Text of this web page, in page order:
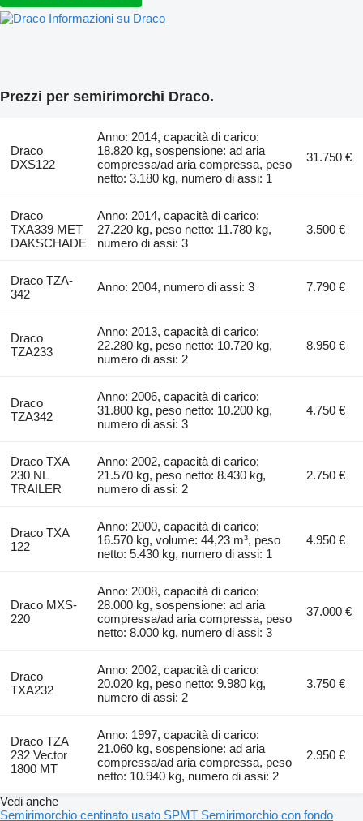
Informazioni su Draco
Prezzi per semirimorchi Draco.
Draco
DXS122
Anno: 2014, capacità di carico:
18.820 kg, sospensione: ad aria
compressa/ad aria compressa, peso
netto: 3.180 kg, numero di assi: 1
31.750 €
Draco
TXA339 MET
DAKSCHADE
Anno: 2014, capacità di carico:
27.220 kg, peso netto: 11.780 kg,
numero di assi: 3
3.500 €
Draco TZA-
342
Anno: 2004, numero di assi: 3 7.790 €
Draco
TZA233
Anno: 2013, capacità di carico:
22.280 kg, peso netto: 10.720 kg,
numero di assi: 2
8.950 €
Draco
TZA342
Anno: 2006, capacità di carico:
31.800 kg, peso netto: 10.200 kg,
numero di assi: 3
4.750 €
Draco TXA
230 NL
TRAILER
Anno: 2002, capacità di carico:
21.570 kg, peso netto: 8.430 kg,
numero di assi: 2
2.750 €
Draco TXA
122
Anno: 2000, capacità di carico:
16.570 kg, volume: 44,23 m³, peso
netto: 5.430 kg, numero di assi: 1
4.950 €
Draco MXS-
220
Anno: 2008, capacità di carico:
28.000 kg, sospensione: ad aria
compressa/ad aria compressa, peso
netto: 8.000 kg, numero di assi: 3
37.000 €
Draco
TXA232
Anno: 2002, capacità di carico:
20.020 kg, peso netto: 9.980 kg,
numero di assi: 2
3.750 €
Draco TZA
232 Vector
1800 MT
Anno: 1997, capacità di carico:
21.060 kg, sospensione: ad aria
compressa/ad aria compressa, peso
netto: 10.940 kg, numero di assi: 2
2.950 €
Vedi anche
Semirimorchio centinato usato SPMT Semirimorchio con fondo